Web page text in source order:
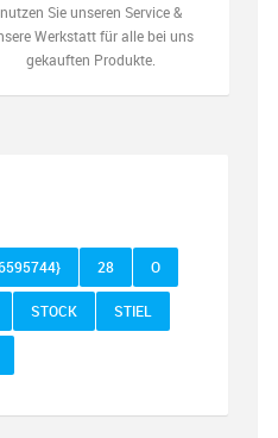
nutzen Sie unseren Service &
Werkstatt für alle bei uns
gekauften Produkte.
28 O
STOCK STIEL